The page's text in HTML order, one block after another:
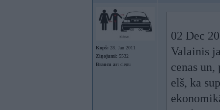
Kopš: 28. Jan 2011
Ziņojumi: 5532
Braucu ar: cieņu
02 Dec
Valainis
cenas
elš, ka